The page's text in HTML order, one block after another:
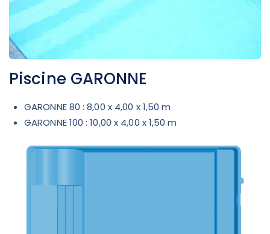
Piscine GARONNE
GARONNE 80 : 8,00 x 4,00 x 1,50 m
GARONNE 100 : 10,00 x 4,00 x 1,50 m